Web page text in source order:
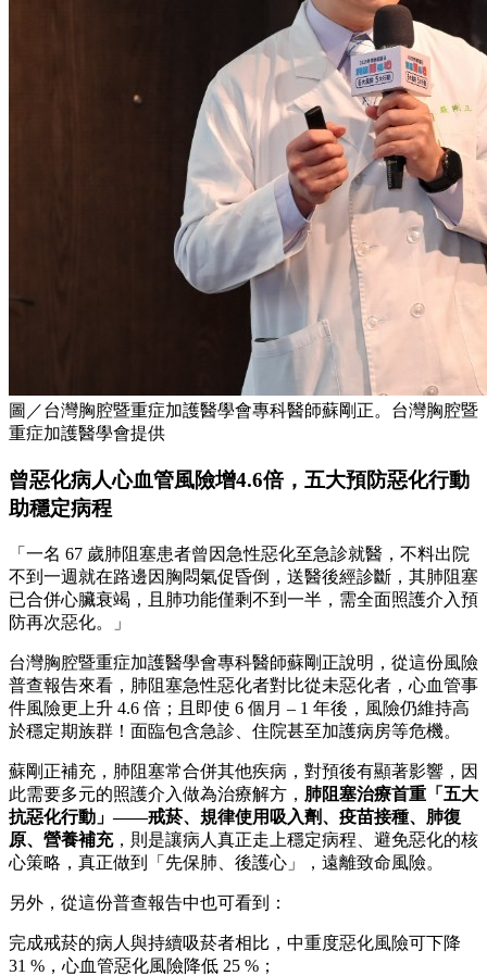
圖／台灣胸腔暨重症加護醫學會專科醫師蘇剛正。台灣胸腔暨
重症加護醫學會提供
曾惡化病人心血管風險增4.6倍，五大預防惡化行動
助穩定病程
「一名 67 歲肺阻塞患者曾因急性惡化至急診就醫，不料出院
不到一週就在路邊因胸悶氣促昏倒，送醫後經診斷，其肺阻塞
已合併心臟衰竭，且肺功能僅剩不到一半，需全面照護介入預
防再次惡化。」
台灣胸腔暨重症加護醫學會專科醫師蘇剛正說明，從這份風險
普查報告來看，肺阻塞急性惡化者對比從未惡化者，心血管事
件風險更上升 4.6 倍；且即使 6 個月 – 1 年後，風險仍維持高
於穩定期族群！面臨包含急診、住院甚至加護病房等危機。
蘇剛正補充，肺阻塞常合併其他疾病，對預後有顯著影響，因
此需要多元的照護介入做為治療解方， 肺阻塞治療首重「五大
抗惡化行動」——戒菸、規律使用吸入劑、疫苗接種、肺復
原、營養補充，則是讓病人真正走上穩定病程、避免惡化的核
心策略，真正做到「先保肺、後護心」，遠離致命風險。
另外，從這份普查報告中也可看到：
完成戒菸的病人與持續吸菸者相比，中重度惡化風險可下降
31 %，心血管惡化風險降低 25 %；